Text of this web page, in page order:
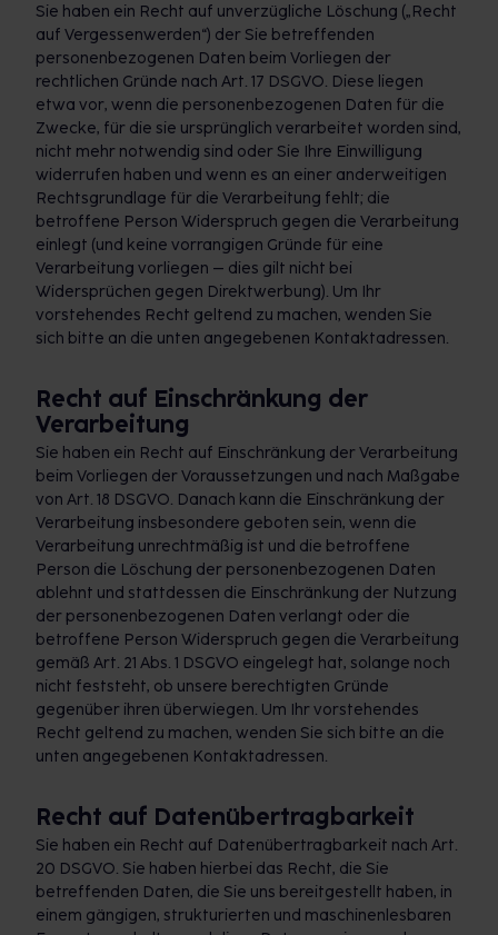
Sie haben ein Recht auf unverzügliche Löschung („Recht
auf Vergessenwerden“) der Sie betreffenden
personenbezogenen Daten beim Vorliegen der
rechtlichen Gründe nach Art. 17 DSGVO. Diese liegen
etwa vor, wenn die personenbezogenen Daten für die
Zwecke, für die sie ursprünglich verarbeitet worden sind,
nicht mehr notwendig sind oder Sie Ihre Einwilligung
widerrufen haben und wenn es an einer anderweitigen
Rechtsgrundlage für die Verarbeitung fehlt; die
betroffene Person Widerspruch gegen die Verarbeitung
einlegt (und keine vorrangigen Gründe für eine
Verarbeitung vorliegen – dies gilt nicht bei
Widersprüchen gegen Direktwerbung). Um Ihr
vorstehendes Recht geltend zu machen, wenden Sie
sich bitte an die unten angegebenen Kontaktadressen.
Recht auf Einschränkung der
Verarbeitung
Sie haben ein Recht auf Einschränkung der Verarbeitung
beim Vorliegen der Voraussetzungen und nach Maßgabe
von Art. 18 DSGVO. Danach kann die Einschränkung der
Verarbeitung insbesondere geboten sein, wenn die
Verarbeitung unrechtmäßig ist und die betroffene
Person die Löschung der personenbezogenen Daten
ablehnt und stattdessen die Einschränkung der Nutzung
der personenbezogenen Daten verlangt oder die
betroffene Person Widerspruch gegen die Verarbeitung
gemäß Art. 21 Abs. 1 DSGVO eingelegt hat, solange noch
nicht feststeht, ob unsere berechtigten Gründe
gegenüber ihren überwiegen. Um Ihr vorstehendes
Recht geltend zu machen, wenden Sie sich bitte an die
unten angegebenen Kontaktadressen.
Recht auf Datenübertragbarkeit
Sie haben ein Recht auf Datenübertragbarkeit nach Art.
20 DSGVO. Sie haben hierbei das Recht, die Sie
betreffenden Daten, die Sie uns bereitgestellt haben, in
einem gängigen, strukturierten und maschinenlesbaren